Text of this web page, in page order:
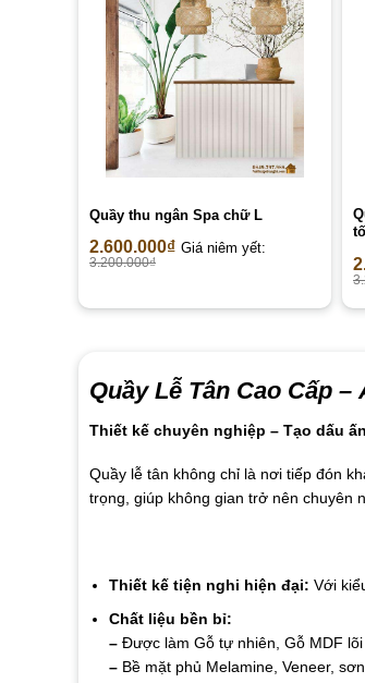
Quầy thu ngân Spa chữ L
2.600.000₫ Giá niêm yết:
3.200.000₫
Quầy Lễ Tân Cao Cấp –
Thiết kế chuyên nghiệp – Tạo dấu
Quầy lễ tân không chỉ là nơi tiếp đón
trọng, giúp không gian trở nên chuyên
Thiết kế tiện nghi hiện đại: Với
Chất liệu bền bỉ:
–Được làm Gỗ tự nhiên, Gỗ MDF lõi
–Bề mặt phủ Melamine, Veneer,